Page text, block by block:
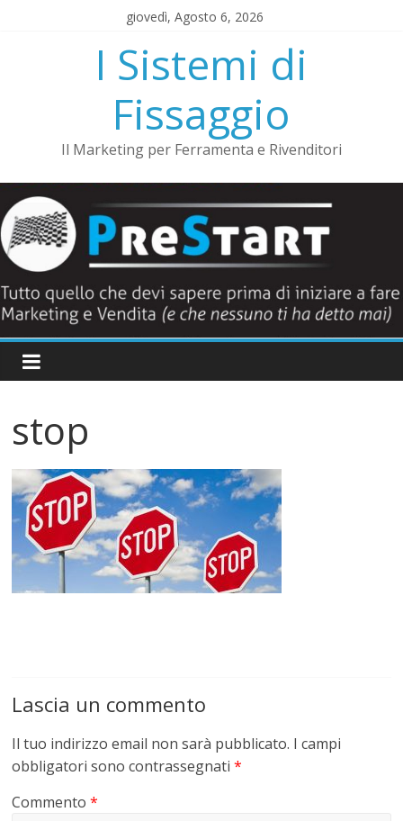
giovedì, Agosto 6, 2026
I Sistemi di
Fissaggio
Il Marketing per Ferramenta e Rivenditori
stop
Lascia un commento
Il tuo indirizzo email non sarà pubblicato. I campi
obbligatori sono contrassegnati*
Commento*